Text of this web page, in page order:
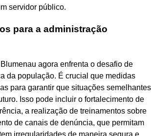
servidor público.
para a administração
agora enfrenta o desafio de
da população. É crucial que medidas
para garantir que situações semelhantes
Isso pode incluir o fortalecimento de
a realização de treinamentos sobre
de canais de denúncia, que permitam